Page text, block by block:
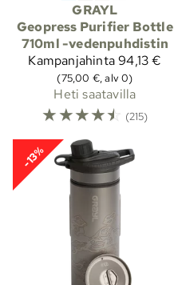
GRAYL
Geopress Purifier Bottle
710ml -vedenpuhdistin
Kampanjahinta94,13 €
(75,00 €, alv 0)
Heti saatavilla
☆☆☆☆☆ (215)
-13%